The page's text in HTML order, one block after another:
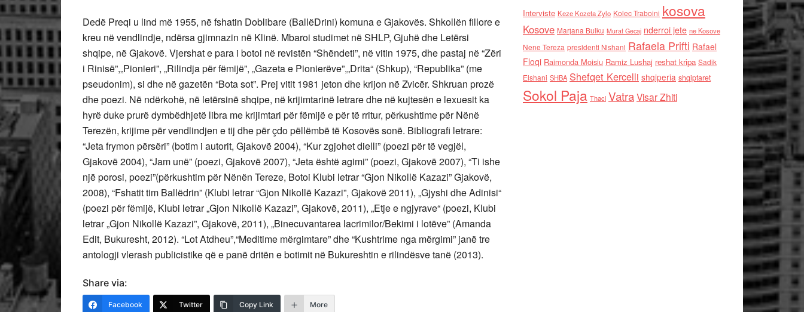
Dedë Preqi u lind më 1955, në fshatin Doblibare (BallëDrini) komuna e Gjakovës. Shkollën fillore e
kreu në vendlindje, ndërsa gjimnazin në Klinë. Mbaroi studimet në SHLP, Gjuhë dhe Letërsi
shqipe, në Gjakovë. Vjershat e para i botoi në revistën “Shëndeti”, në vitin 1975, dhe pastaj në “Zëri
i Rinisë”,„Pionieri”, „Rilindja për fëmijë”, „Gazeta e Pionierëve”,„Drita“ (Shkup), “Republika” (me
pseudonim), si dhe në gazetën “Bota sot”. Prej vitit 1981 jeton dhe krijon në Zvicër. Shkruan prozë
dhe poezi. Në ndërkohë, në letërsinë shqipe, në krijimtarinë letrare dhe në kujtesën e lexuesit ka
hyrë duke prurë dymbëdhjetë libra me krijimtari për fëmijë e për të rritur, përkushtime për Nënë
Terezën, krijime për vendlindjen e tij dhe për çdo pëllëmbë të Kosovës sonë. Bibliografi letrare:
“Jeta frymon përsëri” (botim i autorit, Gjakovë 2004), “Kur zgjohet dielli” (poezi për të vegjël,
Gjakovë 2004), “Jam unë” (poezi, Gjakovë 2007), “Jeta është agimi” (poezi, Gjakovë 2007), “Ti ishe
një porosi, poezi”(përkushtim për Nënën Tereze, Botoi Klubi letrar “Gjon Nikollë Kazazi” Gjakovë,
2008), “Fshatit tim Ballëdrin” (Klubi letrar “Gjon Nikollë Kazazi”, Gjakovë 2011), „Gjyshi dhe Adinisi“
(poezi për fëmijë, Klubi letrar „Gjon Nikollë Kazazi”, Gjakovë, 2011), „Etje e ngjyrave“ (poezi, Klubi
letrar „Gjon Nikollë Kazazi”, Gjakovë, 2011), „Binecuvantarea lacrimilor/Bekimi i lotëve” (Amanda
Edit, Bukuresht, 2012). “Lot Atdheu”,“Meditime mërgimtare” dhe “Kushtrime nga mërgimi” janë tre
antologji vlerash publicistike që e panë dritën e botimit në Bukureshtin e rilindësve tanë (2013).
Share via:
Facebook Twitter Copy Link More
Interviste Keze Kozeta Zylo Kolec Traboini kosova
Kosove Marjana Bulku Murat Gecaj nderroi jete ne Kosove
Nene Tereza presidenti Nishani Rafaela Prifti Rafael
Floqi Raimonda Moisiu Ramiz Lushaj reshat kripa Sadik
Elshani SHBA Shefqet Kercelli shqiperia shqiptaret
Sokol Paja Thaci VatraVisar Zhiti